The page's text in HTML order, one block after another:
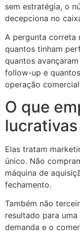
sem estratégia, o
decepciona no
A pergunta correta
quantos tinham
quantos
follow-up e
operação
O que
Elas tratam
único. Não
máquina de
fechamento.
Também não
resultado para
demanda e o